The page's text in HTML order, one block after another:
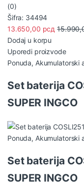
(0)
Šifra: 34494
13.650,00 рсд
Dodaj u korpu
Uporedi proizvode
Ponuda, Akumulatorski
Set baterija
SUPER INGCO
Ponuda, Akumulatorski
Set baterija
SUPER INGCO